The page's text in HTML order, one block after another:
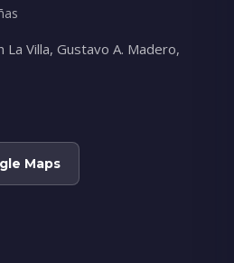
La Villa, Gustavo A. Madero,
Maps